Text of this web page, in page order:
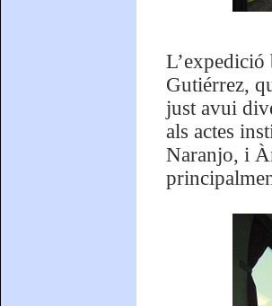
L’expedició
Gutiérrez,
just avui
als actes
Naranjo, i